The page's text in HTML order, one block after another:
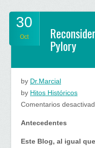
30
Oct Pylory
by Dr.Marcial
by Hitos Históricos
Comentarios
Antecedentes
Este Blog, al igual